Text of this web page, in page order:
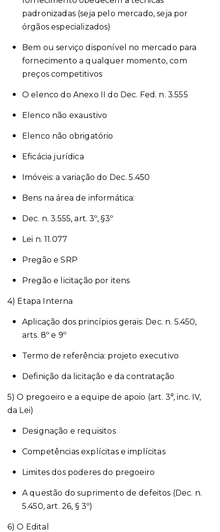
padronizadas (seja pelo mercado, seja por
órgãos especializados)
Bem ou serviço disponível no mercado para
fornecimento a qualquer momento, com
preços competitivos
O elenco do Anexo II do Dec. Fed. n. 3.555
Elenco não exaustivo
Elenco não obrigatório
Eficácia jurídica
Imóveis: a variação do Dec. 5.450
Bens na área de informática:
Dec. n. 3.555, art. 3º, §3º
Lei n. 11.077
Pregão e SRP
Pregão e licitação por itens
4) Etapa Interna
Aplicação dos princípios gerais: Dec. n. 5.450,
arts. 8º e 9º
Termo de referência: projeto executivo
Definição da licitação e da contratação
5) O pregoeiro e a equipe de apoio (art. 3°, inc. IV,
da Lei)
Designação e requisitos
Competências explícitas e implícitas
Limites dos poderes do pregoeiro
A questão do suprimento de defeitos (Dec. n.
5.450, art. 26, § 3º)
6) O Edital